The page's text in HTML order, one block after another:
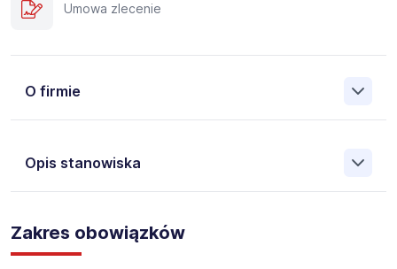
Umowa zlecenie
O firmie
Opis stanowiska
Pośrednictwa Pracy i Doradztwa Personalnego Work &
Profit jest obecnie jedną z największych niezależnych
polskich agencji zatrudnienia. W ciągu wielu lat naszej
Zakres obowiązków